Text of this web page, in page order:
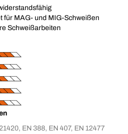
für MAG- und MIG-Schweißen
Schweißarbeiten
EN 388, EN 407, EN 12477